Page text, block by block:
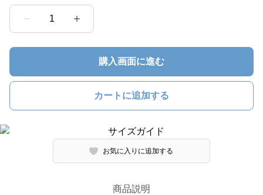
1
購入画面に進む
カートに追加する
お気に入りに追加する
商品説明